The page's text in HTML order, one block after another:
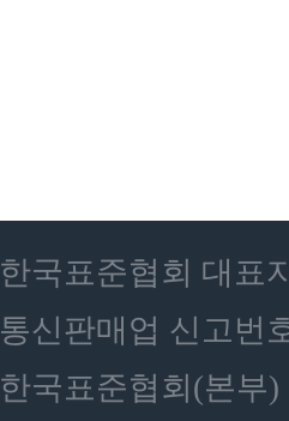
한국표준협회 대표
통신판매업 신고번
한국표준협회(본부